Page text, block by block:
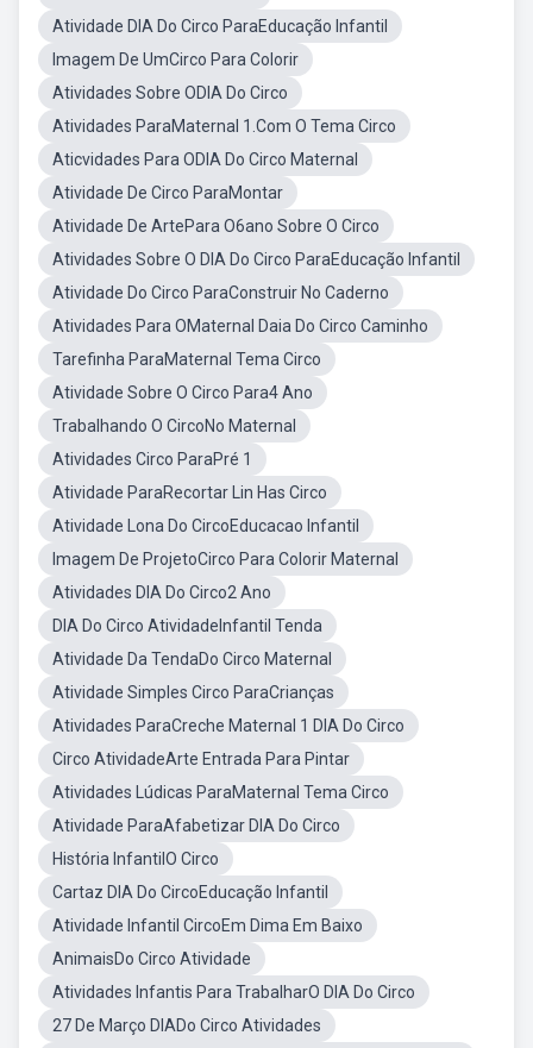
Atividade DIA Do Circo ParaEducação Infantil
Imagem De UmCirco Para Colorir
Atividades Sobre ODIA Do Circo
Atividades ParaMaternal 1.Com O Tema Circo
Aticvidades Para ODIA Do Circo Maternal
Atividade De Circo ParaMontar
Atividade De ArtePara O6ano Sobre O Circo
Atividades Sobre O DIA Do Circo ParaEducação Infantil
Atividade Do Circo ParaConstruir No Caderno
Atividades Para OMaternal Daia Do Circo Caminho
Tarefinha ParaMaternal Tema Circo
Atividade Sobre O Circo Para4 Ano
Trabalhando O CircoNo Maternal
Atividades Circo ParaPré 1
Atividade ParaRecortar Lin Has Circo
Atividade Lona Do CircoEducacao Infantil
Imagem De ProjetoCirco Para Colorir Maternal
Atividades DIA Do Circo2 Ano
DIA Do Circo AtividadeInfantil Tenda
Atividade Da TendaDo Circo Maternal
Atividade Simples Circo ParaCrianças
Atividades ParaCreche Maternal 1 DIA Do Circo
Circo AtividadeArte Entrada Para Pintar
Atividades Lúdicas ParaMaternal Tema Circo
Atividade ParaAfabetizar DIA Do Circo
História InfantilO Circo
Cartaz DIA Do CircoEducação Infantil
Atividade Infantil CircoEm Dima Em Baixo
AnimaisDo Circo Atividade
Atividades Infantis Para TrabalharO DIA Do Circo
27 De Março DIADo Circo Atividades